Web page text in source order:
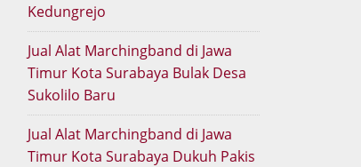
Kedungrejo
Jual Alat Marchingband di Jawa
Timur Kota Surabaya Bulak Desa
Sukolilo Baru
Jual Alat Marchingband di Jawa
Timur Kota Surabaya Dukuh Pakis